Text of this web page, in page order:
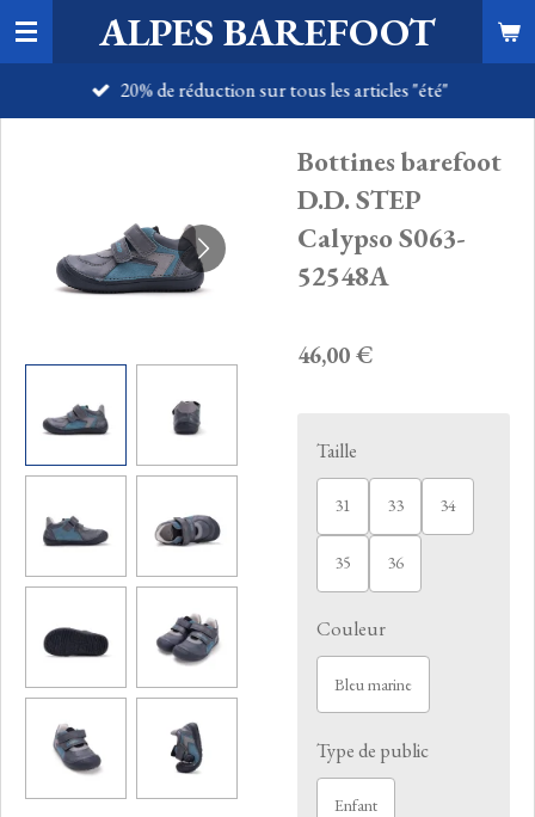
Passer
au
ALPES BAREFOOT
20% de réduction sur tous les articles "été"
Bottines barefoot
D.D. STEP
Calypso S063-
52548A
46,00 €
Taille
31 33 34
35 36
Couleur
Bleu marine
Type de public
Enfant